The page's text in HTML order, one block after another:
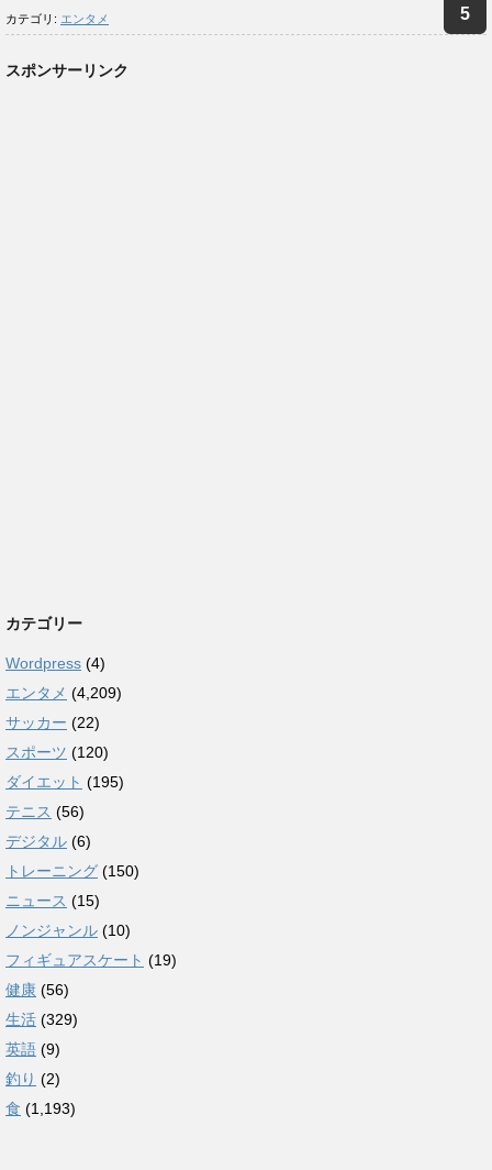
カテゴリ: エンタメ
スポンサーリンク
カテゴリー
Wordpress (4)
エンタメ (4,209)
サッカー (22)
スポーツ (120)
ダイエット (195)
テニス (56)
デジタル (6)
トレーニング (150)
ニュース (15)
ノンジャンル (10)
フィギュアスケート (19)
健康 (56)
生活 (329)
英語 (9)
釣り (2)
食 (1,193)